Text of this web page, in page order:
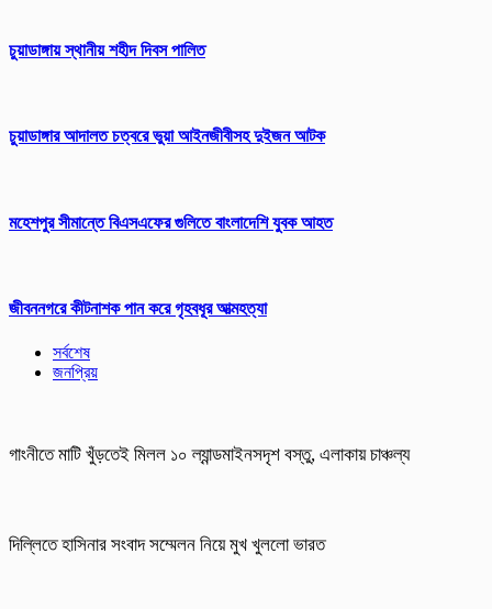
চুয়াডাঙ্গায় স্থানীয় শহীদ দিবস পা‌লিত
চুয়াডাঙ্গার আদালত চত্বরে ভুয়া আইনজীবীসহ দুইজন আটক
মহেশপুর সীমান্তে বিএসএফের গুলিতে বাংলাদেশি যুবক আহত
জীবননগরে কীটনাশক পান করে গৃহবধূর আত্মহত্যা
সর্বশেষ
জনপ্রিয়
গাংনীতে মাটি খুঁড়তেই মিলল ১০ ল্যান্ডমাইনসদৃশ বস্তু, এলাকায় চাঞ্চল্য
দিল্লিতে হাসিনার সংবাদ সম্মেলন নিয়ে মুখ খুললো ভারত